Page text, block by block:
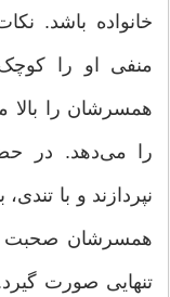
خانواده باشد.
منفی او را
همسرشان را بالا
را می‌دهد. در
نپردازند و با
همسرشان صحبت
تنهایی صورت